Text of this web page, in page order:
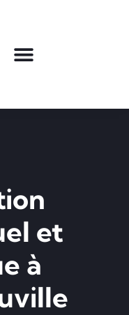
et
à